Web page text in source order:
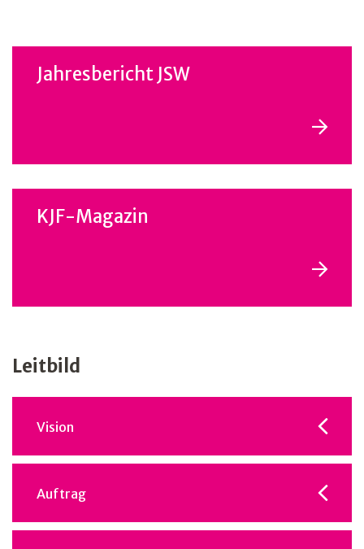
Jahresbericht JSW
KJF-Magazin
Leitbild
Vision
Auftrag